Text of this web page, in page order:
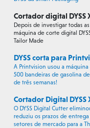
Cortador digital DYSS
Depois de investigar todas
máquina de corte digital
Tailor Made
DYSS corta para
A Printvision usou a
500 bandeiras de gasolina
de três semanas!
Cortador Digital DYSS
O DYSS Digital Cutter
reduziu os prazos de
setores de mercado para a